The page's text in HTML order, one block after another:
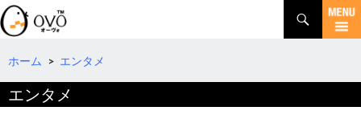
検
索
コ
テ
へ
ホーム > エンタメ
エンタメ